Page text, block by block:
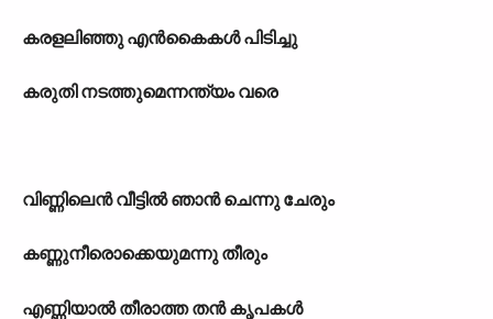
കരളലിഞ്ഞു എൻകൈകൾ പിടിച്ചു
കരുതി നടത്തുമെന്നന്ത്യം വരെ
വിണ്ണിലെൻ വീട്ടിൽ ഞാൻ ചെന്നു ചേരും
കണ്ണുനീരൊക്കെയുമന്നു തീരും
എണ്ണിയാൽ തീരാത്ത തൻ കൃപകൾ